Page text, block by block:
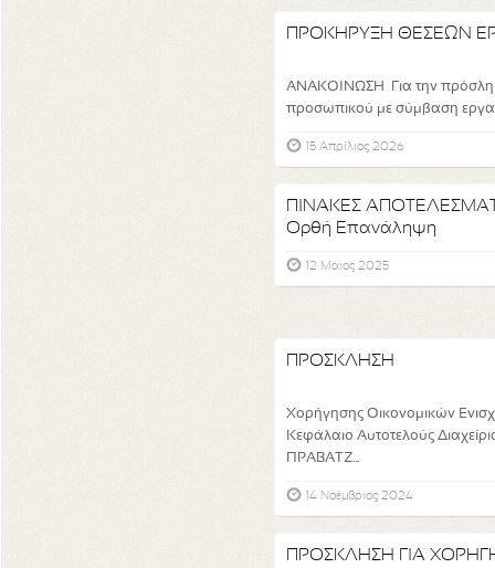
ΠΡΟΚΗΡΥΞΗ ΘΕΣΕΩΝ
ΑΝΑΚΟΙΝΩΣΗ Για την
προσωπικού με σύμβαση
15 Απρίλιος 2026
ΠΙΝΑΚΕΣ
Ορθή Επανάληψη
12 Μάιος 2025
ΠΡΟΣΚΛΗΣΗ
Χορήγησης Οικονομικών
Κεφάλαιο Αυτοτελούς
ΠΡΑΒΑΤΖ...
14 Νοέμβριος 2024
ΠΡΟΣΚΛΗΣΗ ΓΙΑ